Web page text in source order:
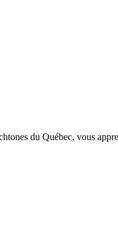
du Québec, vous